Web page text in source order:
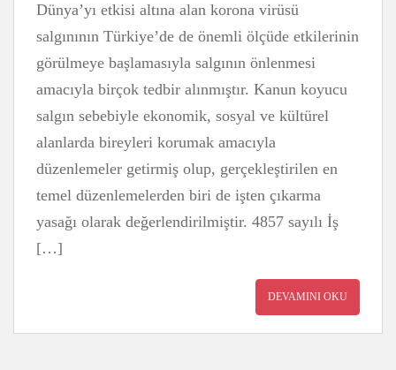
Dünya’yı etkisi altına alan korona virüsü
salgınının Türkiye’de de önemli ölçüde etkilerinin
görülmeye başlamasıyla salgının önlenmesi
amacıyla birçok tedbir alınmıştır. Kanun koyucu
salgın sebebiyle ekonomik, sosyal ve kültürel
alanlarda bireyleri korumak amacıyla
düzenlemeler getirmiş olup, gerçekleştirilen en
temel düzenlemelerden biri de işten çıkarma
yasağı olarak değerlendirilmiştir. 4857 sayılı İş
[…]
DEVAMINI OKU